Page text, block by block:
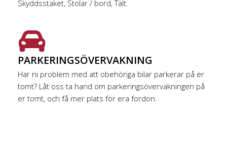
Skyddsstaket, Stolar / bord, Tält.
PARKERINGSÖVERVAKNING
Har ni problem med att obehöriga bilar parkerar på er
tomt? Låt oss ta hand om parkeringsövervakningen på
er tomt, och få mer plats för era fordon.